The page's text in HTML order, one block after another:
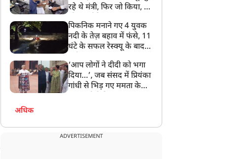
रहे थे मंत्री, फिर जो किया, वो
पिकनिक मनाने गए 4 युवक
नदी के तेज़ बहाव में फंसे, 11
घंटे के सफल रेस्क्यू के बाद
‘आप लोगों ने दीदी को भगा
दिया…’, जब संसद में प्रियंका
गांधी से भिड़ गए ममता के
अधिक
ADVERTISEMENT